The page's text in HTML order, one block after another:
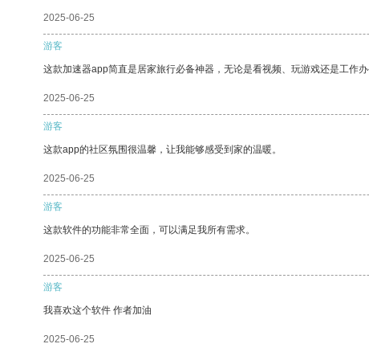
2025-06-25
游客
这款加速器app简直是居家旅行必备神器，无论是看视频、玩游戏还是工作
2025-06-25
游客
这款app的社区氛围很温馨，让我能够感受到家的温暖。
2025-06-25
游客
这款软件的功能非常全面，可以满足我所有需求。
2025-06-25
游客
我喜欢这个软件 作者加油
2025-06-25